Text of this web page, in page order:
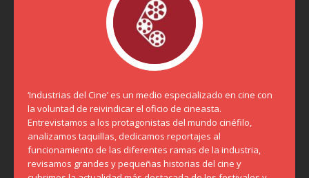
‘Industrias del Cine’ es un medio especializado en cine con
la voluntad de reivindicar el oficio de cineasta.
Entrevistamos a los protagonistas del mundo cinéfilo,
analizamos taquillas, dedicamos reportajes al
funcionamiento de las diferentes ramas de la industria,
revisamos grandes y pequeñas historias del cine y